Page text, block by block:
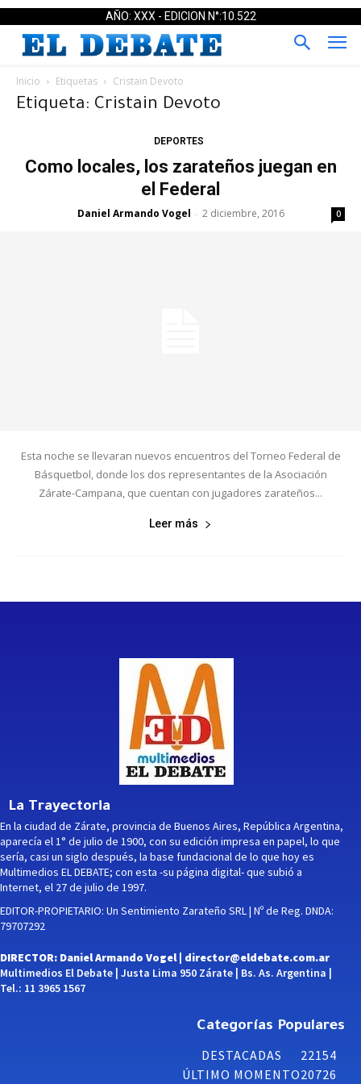
AÑO: XXX - EDICION N°:10.522
Inicio Etiquetas Cristain Devoto
Etiqueta: Cristain Devoto
DEPORTES
Como locales, los zarateños juegan en
el Federal
Daniel Armando Vogel - 2 diciembre, 2016 0
Esta noche se llevaran nuevos encuentros del Torneo Federal de
Básquetbol, donde los dos representantes de la Asociación
Zárate-Campana, que cuentan con jugadores zarateños...
Leer más
La Trayectoria
En la ciudad de Zárate, provincia de Buenos Aires, República Argentina,
aparecía el 1° de julio de 1900, con su edición impresa en papel, lo que
sería, casi un siglo después, la base fundacional de lo que hoy es
Multimedios EL DEBATE; con esta -su página digital- que subió a
Internet, el 27 de julio de 1997.
EDITOR-PROPIETARIO: Un Sentimiento Zarateño SRL | Nº de Reg. DNDA:
79707292
DIRECTOR: Daniel Armando Vogel | director@eldebate.com.ar
Multimedios El Debate | Justa Lima 950 Zárate | Bs. As. Argentina |
Tel.: 11 3965 1567
Categorías Populares
DESTACADAS
22154
ÚLTIMO MOMENTO20726